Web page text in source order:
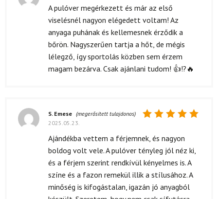
Értékelés:
/ 5
A pulóver megérkezett és már az első
viselésnél nagyon elégedett voltam! Az
anyaga puhának és kellemesnek érződik a
bőrön. Nagyszerűen tartja a hőt, de mégis
lélegző, így sportolás közben sem érzem
magam bezárva. Csak ajánlani tudom! 👍!?️🔥
5 / 5
S. Emese (megerősített tulajdonos)
2025.05.23.
Ajándékba vettem a férjemnek, és nagyon
boldog volt vele. A pulóver tényleg jól néz ki,
és a férjem szerint rendkívül kényelmes is. A
színe és a fazon remekül illik a stílusához. A
minőség is kifogástalan, igazán jó anyagból